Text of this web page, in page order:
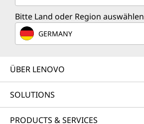
Bitte Land oder Region auswählen
GERMANY
ÜBER LENOVO
SOLUTIONS
PRODUCTS & SERVICES